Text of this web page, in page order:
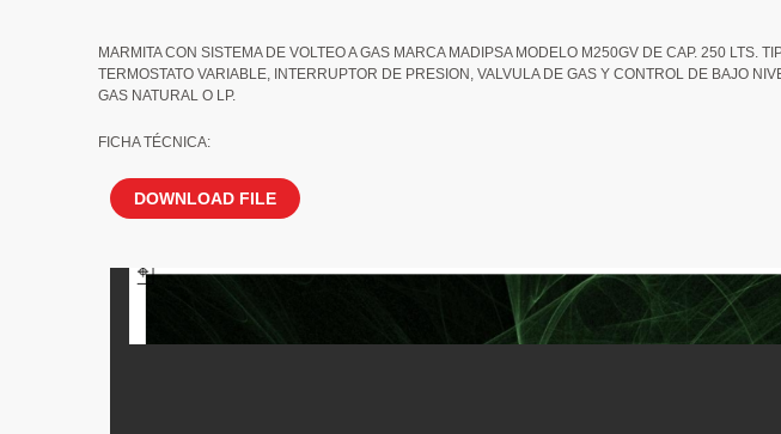
MARMITA CON SISTEMA DE VOLTEO A GAS MARCA MADIPSA MODELO M250GV DE CAP. 250
TERMOSTATO VARIABLE, INTERRUPTOR DE PRESION, VALVULA DE GAS Y CONTROL DE BAJO
GAS NATURAL O LP.
FICHA TÉCNICA:
DOWNLOAD FILE